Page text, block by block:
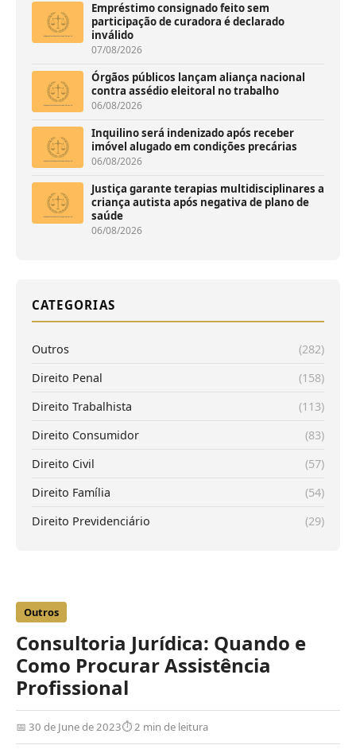
Outros
Consultoria Jurídica: Quando e
Como Procurar Assistência
Profissional
📅 30 de June de 2023⏱ 2 min de leitura
Empréstimo consignado feito sem
participação de curadora é declarado
inválido
07/08/2026
Órgãos públicos lançam aliança nacional
contra assédio eleitoral no trabalho
06/08/2026
Inquilino será indenizado após receber
imóvel alugado em condições precárias
06/08/2026
Justiça garante terapias multidisciplinares a
criança autista após negativa de plano de
saúde
06/08/2026
CATEGORIAS
Outros
(282)
Direito Penal
(158)
Direito Trabalhista
(113)
Direito Consumidor
(83)
Direito Civil
(57)
Direito Família
(54)
Direito Previdenciário
(29)